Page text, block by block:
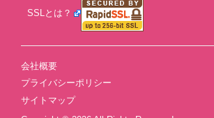
SSLとは？
会社概要
プライバシーポリシー
サイトマップ